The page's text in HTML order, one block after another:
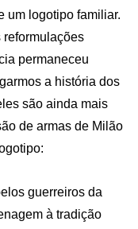
um logotipo familiar.
reformulações
permaneceu
a história dos
são ainda mais
de armas de Milão
guerreiros da
à tradição